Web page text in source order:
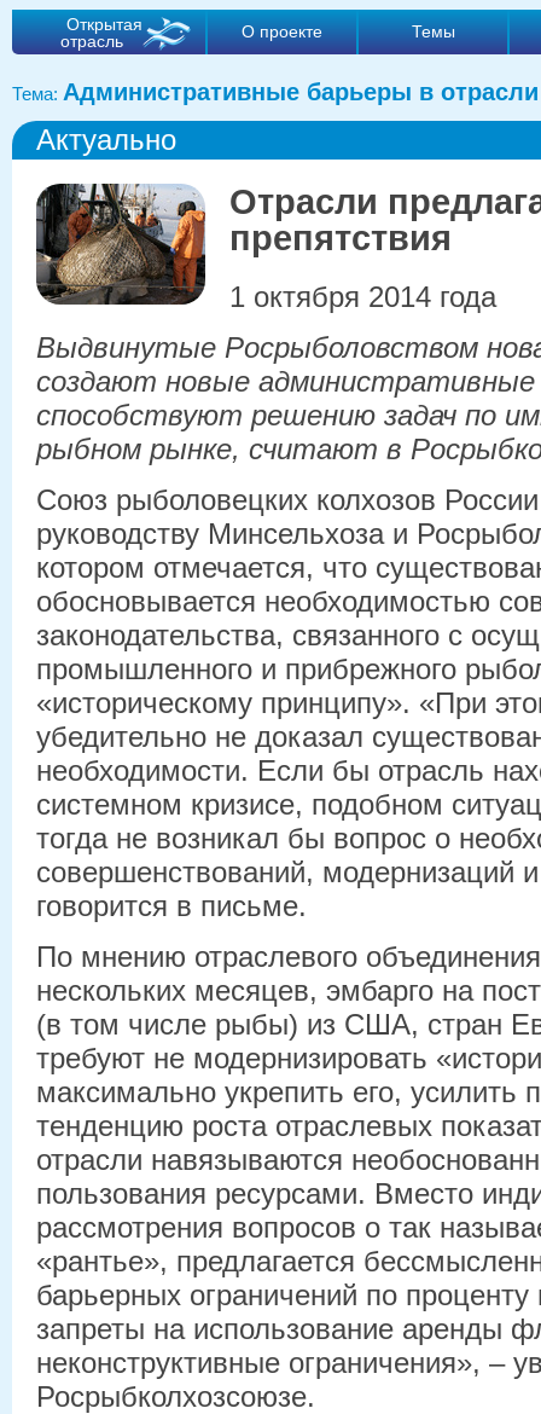
Открытая
отрасль
О проекте Темы
Тема: Административные барьеры в отрасли
Актуально
Отрасли
препятствия
1 октября 2014 года
Выдвинутые Росрыболовством
создают новые административные
способствуют решению задач по
рыбном рынке, считают в
Союз рыболовецких колхозов
руководству Минсельхоза и
котором отмечается, что
обосновывается необходимостью
законодательства, связанного с
промышленного и прибрежного
«историческому принципу». «При
убедительно не доказал
необходимости. Если бы отрасль
системном кризисе, подобном
тогда не возникал бы вопрос о
совершенствований, модернизаций
говорится в письме.
По мнению отраслевого
нескольких месяцев, эмбарго на
(в том числе рыбы) из США, стран
требуют не модернизировать
максимально укрепить его, усилить
тенденцию роста отраслевых
отрасли навязываются
пользования ресурсами. Вместо
рассмотрения вопросов о так
«рантье», предлагается
барьерных ограничений по проценту
запреты на использование аренды
неконструктивные ограничения», –
Росрыбколхозсоюзе.